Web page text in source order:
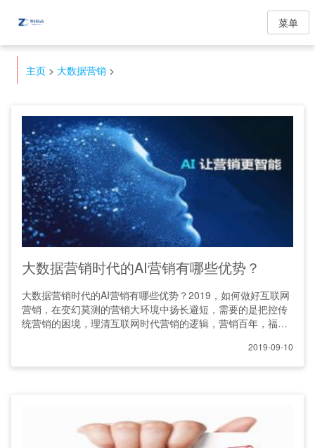
菜单
主页 > 大数据营销 >
大数据营销时代的AI营销有哪些优势？
大数据营销时代的AI营销有哪些优势？2019，如何做好互联网
营销，在变幻莫测的营销大环境中扬长避短，需要的是把控传
统营销的困境，理清互联网时代营销的逻辑，营销百年，福建
2019-09-10